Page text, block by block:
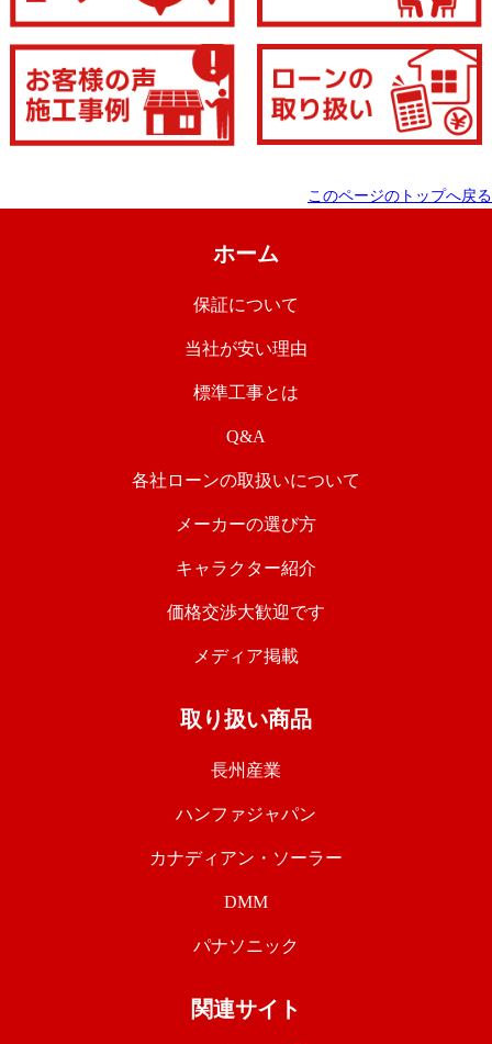
このページのトップへ戻る
ホーム
保証について
当社が安い理由
標準工事とは
Q&A
各社ローンの取扱いについて
メーカーの選び方
キャラクター紹介
価格交渉大歓迎です
メディア掲載
取り扱い商品
長州産業
ハンファジャパン
カナディアン・ソーラー
DMM
パナソニック
関連サイト